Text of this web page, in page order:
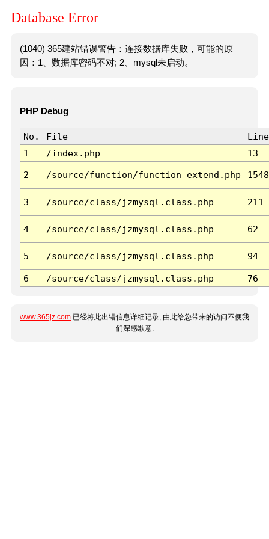
Database Error
(1040) 365建站错误警告：连接数据库失败，可能的原
因：1、数据库密码不对; 2、mysql未启动。
PHP Debug
No. File
Line
1
/index.php 13
2 /source/function/function_extend.php 1548
3 /source/class/jzmysql.class.php 211
4 /source/class/jzmysql.class.php 62
5 /source/class/jzmysql.class.php 94
6 /source/class/jzmysql.class.php 76
www.365jz.com 已经将此出错信息详细记录, 由此给您带来的访问不便我
们深感歉意.